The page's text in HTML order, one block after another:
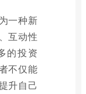
一种新
互动性
的投资
不仅能
升自己